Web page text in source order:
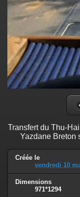
Transfert du Thu-
Yazdane Breton
Créée le
vendredi 10
Dimensions
971*1294